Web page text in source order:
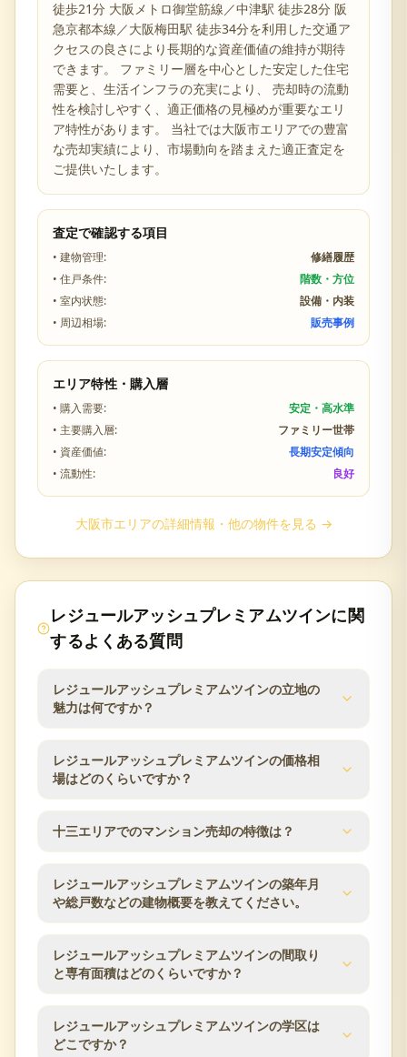
徒歩21分 大阪メトロ御堂筋線／中津駅 徒歩28分 阪
急京都本線／大阪梅田駅 徒歩34分を利用した交通ア
クセスの良さ により長期的な資産価値の維持が期待
できます。 ファミリー層を中心とした安定した住宅
需要と、生活インフラの充実により、 売却時の流動
性を検討しやすく、適正価格の見極めが重要なエリ
ア特性があります。 当社では大阪市エリアでの豊富
な売却実績により、市場動向を踏まえた適正査定を
ご提供いたします。
査定で確認する項目
• 建物管理:
修繕履歴
• 住戸条件:
階数・方位
• 室内状態:
設備・内装
• 周辺相場:
販売事例
エリア特性・購入層
• 購入需要:
安定・高水準
• 主要購入層:
ファミリー世帯
• 資産価値:
長期安定傾向
• 流動性:
良好
大阪市エリアの詳細情報・他の物件を見る →
レジュールアッシュプレミアムツインに関
するよくある質問
レジュールアッシュプレミアムツインの立地の
魅力は何ですか？
阪急神戸本線十三駅徒歩4分という駅近立地に加え、
JR塚本駅、阪急宝塚本線・大阪メトロ御堂筋線中津
アクセスの立地です。大阪市淀川区十三本町は梅田
エリアへのアクセスに優れたエリアです。
レジュールアッシュプレミアムツインの価格相
場はどのくらいですか？
直近の売出価格帯は1,700万〜2,000万円で推移して
います。住戸の階数・向き・専有面積により変動す
るため、正確な査定額は無料査定にてご確認くださ
い。
十三エリアでのマンション売却の特徴は？
十三駅周辺は大阪梅田へ1駅というアクセスの良さか
ら、単身・ファミリー双方に需要があるエリアで
とに適正価格での売却をサポートします。
レジュールアッシュプレミアムツインの築年月
や総戸数などの建物概要を教えてください。
レジュールアッシュプレミアムツインの建物概要は
次のとおりです。築年月は2012年4月、総戸数は168
ト）、土地権利は所有権です。分譲会社はホーム
ズ、施工会社は金山工務店、管理会社はホームズ建
物管理、管理方式は巡回です。査定時にはこれらの
レジュールアッシュプレミアムツインの間取り
と専有面積はどのくらいですか？
レジュールアッシュプレミアムツインの分譲時の公
表値では、専有面積は22.42m²〜26.94m²です。同じ
レジュールアッシュプレミアムツインの学区は
どこですか？